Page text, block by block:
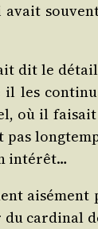
dit le détail
les
où il
pas
intérêt…
du car­di­nal